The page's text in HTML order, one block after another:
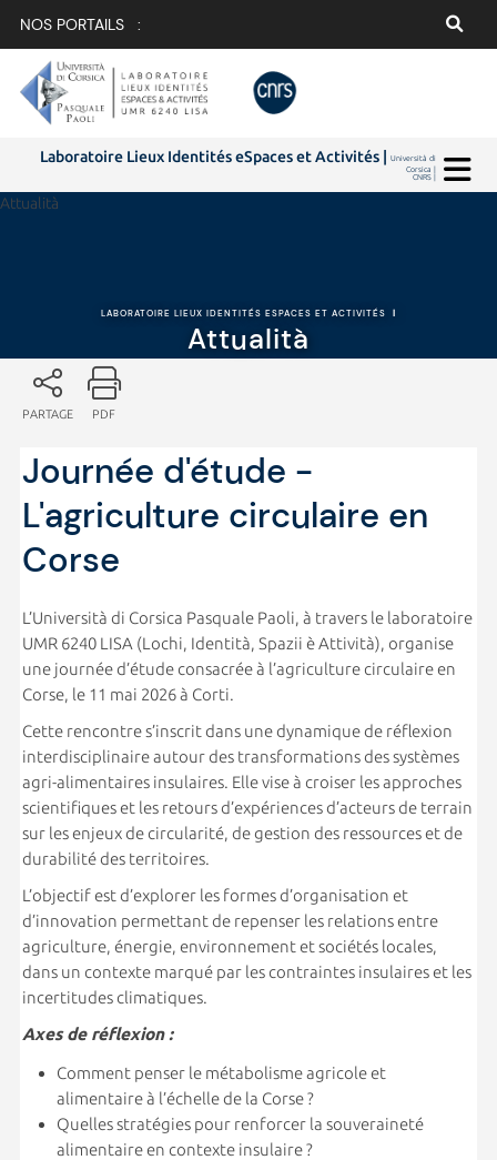
NOS PORTAILS :
Laboratoire Lieux Identités eSpaces et Activités |Università di
Corsica |
CNRS |
Attualità
LABORATOIRE LIEUX IDENTITÉS ESPACES ET ACTIVITÉS |
Attualità
PARTAGE PDF
Journée d'étude -
L'agriculture circulaire en
Corse
L’Università di Corsica Pasquale Paoli, à travers le laboratoire
UMR 6240 LISA (Lochi, Identità, Spazii è Attività), organise
une journée d’étude consacrée à l’agriculture circulaire en
Corse, le 11 mai 2026 à Corti.
Cette rencontre s’inscrit dans une dynamique de réflexion
interdisciplinaire autour des transformations des systèmes
agri-alimentaires insulaires. Elle vise à croiser les approches
scientifiques et les retours d’expériences d’acteurs de terrain
sur les enjeux de circularité, de gestion des ressources et de
durabilité des territoires.
L’objectif est d’explorer les formes d’organisation et
d’innovation permettant de repenser les relations entre
agriculture, énergie, environnement et sociétés locales,
dans un contexte marqué par les contraintes insulaires et les
incertitudes climatiques.
Axes de réflexion :
Comment penser le métabolisme agricole et
alimentaire à l’échelle de la Corse ?
Quelles stratégies pour renforcer la souveraineté
alimentaire en contexte insulaire ?